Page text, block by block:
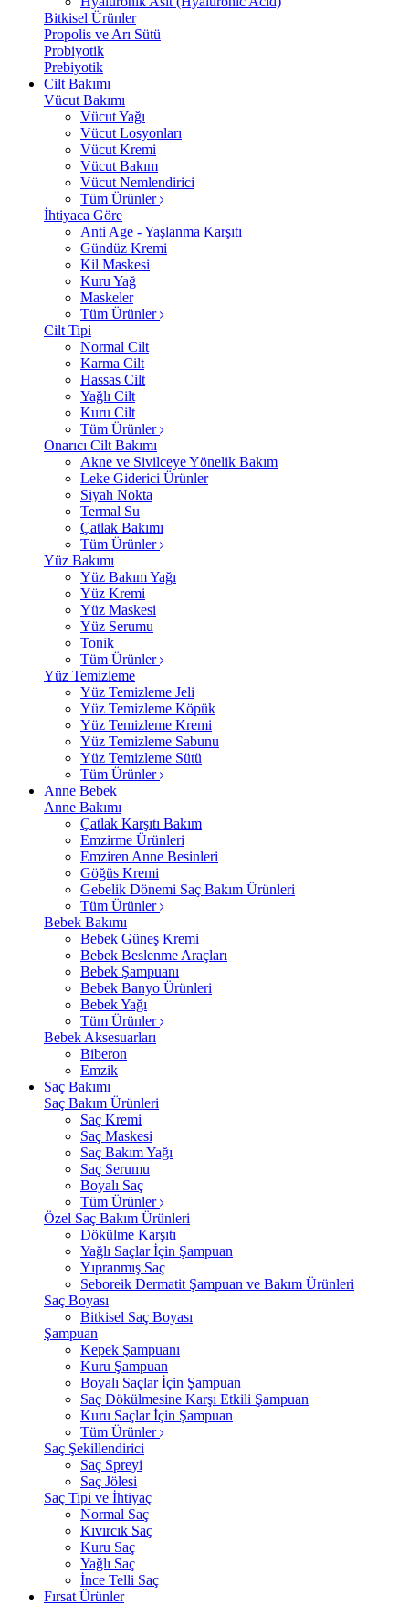
Bitkisel Ürünler
Propolis ve Arı Sütü
Probiyotik
Prebiyotik
Cilt Bakımı
Vücut Bakımı
Vücut Yağı
Vücut Losyonları
Vücut Kremi
Vücut Bakım
Vücut Nemlendirici
Tüm Ürünler
İhtiyaca Göre
Anti Age - Yaşlanma Karşıtı
Gündüz Kremi
Kil Maskesi
Kuru Yağ
Maskeler
Tüm Ürünler
Cilt Tipi
Normal Cilt
Karma Cilt
Hassas Cilt
Yağlı Cilt
Kuru Cilt
Tüm Ürünler
Onarıcı Cilt Bakımı
Akne ve Sivilceye Yönelik Bakım
Leke Giderici Ürünler
Siyah Nokta
Termal Su
Çatlak Bakımı
Tüm Ürünler
Yüz Bakımı
Yüz Bakım Yağı
Yüz Kremi
Yüz Maskesi
Yüz Serumu
Tonik
Tüm Ürünler
Yüz Temizleme
Yüz Temizleme Jeli
Yüz Temizleme Köpük
Yüz Temizleme Kremi
Yüz Temizleme Sabunu
Yüz Temizleme Sütü
Tüm Ürünler
Anne Bebek
Anne Bakımı
Çatlak Karşıtı Bakım
Emzirme Ürünleri
Emziren Anne Besinleri
Göğüs Kremi
Gebelik Dönemi Saç Bakım Ürünleri
Tüm Ürünler
Bebek Bakımı
Bebek Güneş Kremi
Bebek Beslenme Araçları
Bebek Şampuanı
Bebek Banyo Ürünleri
Bebek Yağı
Tüm Ürünler
Bebek Aksesuarları
Biberon
Emzik
Saç Bakımı
Saç Bakım Ürünleri
Saç Kremi
Saç Maskesi
Saç Bakım Yağı
Saç Serumu
Boyalı Saç
Tüm Ürünler
Özel Saç Bakım Ürünleri
Dökülme Karşıtı
Yağlı Saçlar İçin Şampuan
Yıpranmış Saç
Seboreik Dermatit Şampuan ve Bakım Ürünleri
Saç Boyası
Bitkisel Saç Boyası
Şampuan
Kepek Şampuanı
Kuru Şampuan
Boyalı Saçlar İçin Şampuan
Saç Dökülmesine Karşı Etkili Şampuan
Kuru Saçlar İçin Şampuan
Tüm Ürünler
Saç Şekillendirici
Saç Spreyi
Saç Jölesi
Saç Tipi ve İhtiyaç
Normal Saç
Kıvırcık Saç
Kuru Saç
Yağlı Saç
İnce Telli Saç
Fırsat Ürünler